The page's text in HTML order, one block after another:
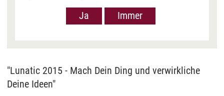
Google in den USA übermittelt, um Ihnen Youtube-
Videos anzuzeigen. Der Europäische Gerichtshof
an EU-Standards, jedoch als unzureichend
dass Ihre Daten dann durch US-Behörden
verarbeitet werden können. Klicken Sie auf „Ja“
erfolgt die Weitergabe nur für die Anzeige dieses
Ja Immer
"Lunatic 2015 - Mach Dein Ding und verwirkliche
Deine Ideen"